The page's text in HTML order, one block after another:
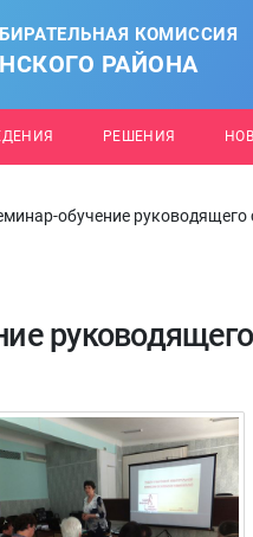
КОМИССИЯ
РАЙОНА
РЕШЕНИЯ
обучение руководящего